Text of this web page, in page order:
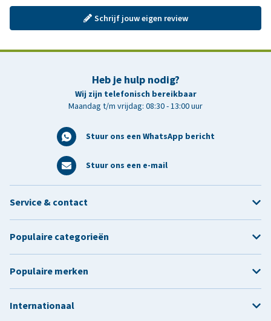
Schrijf jouw eigen review
Heb je hulp nodig?
Wij zijn telefonisch bereikbaar
Maandag t/m vrijdag: 08:30 - 13:00 uur
Stuur ons een WhatsApp bericht
Stuur ons een e-mail
Service & contact
Populaire categorieën
Populaire merken
Internationaal